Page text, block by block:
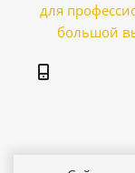
для
большой